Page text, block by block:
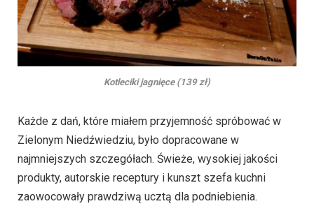
Kotleciki jagnięce (139 zł)
Każde z dań, które miałem przyjemność spróbować w
Zielonym Niedźwiedziu, było dopracowane w
najmniejszych szczegółach. Świeże, wysokiej jakości
produkty, autorskie receptury i kunszt szefa kuchni
zaowocowały prawdziwą ucztą dla podniebienia.